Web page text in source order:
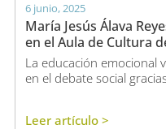
6 junio, 2025
María Jesús Álava
en el Aula de Cultura
La educación emocional
en el debate social
Leer artículo >